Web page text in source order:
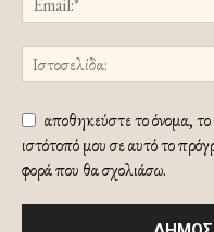
αποθηκεύστε το όνομα, το
ιστότοπό μου σε αυτό το
φορά που θα σχολιάσω.